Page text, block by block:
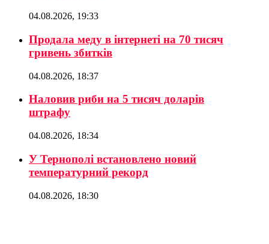
04.08.2026, 19:33
Продала меду в інтернеті на 70 тисяч
гривень збитків
04.08.2026, 18:37
Наловив риби на 5 тисяч доларів
штрафу
04.08.2026, 18:34
У Тернополі встановлено новий
температурний рекорд
04.08.2026, 18:30